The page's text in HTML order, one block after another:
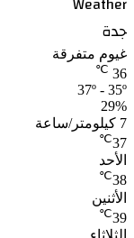
جدة
غيوم متفرقة
36
℃
37º - 35º
29%
7 كيلومتر/ساعة
37
℃
الأحد
38
℃
الأثنين
39
℃